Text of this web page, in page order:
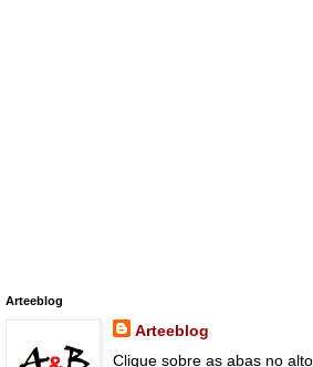
Arteeblog
Arteeblog
Clique sobre as abas no